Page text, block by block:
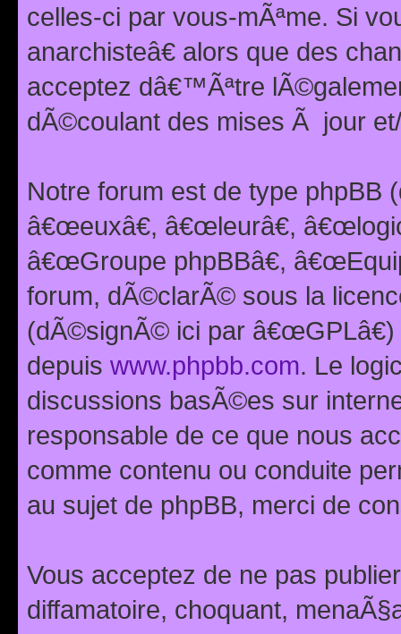
celles-ci par vous-mÃªme. Si
anarchisteâ€ alors que des
acceptez dâ€™Ãªtre
dÃ©coulant des mises Ã jour
Notre forum est de type phpBB
â€œeuxâ€, â€œleurâ€,
â€œGroupe phpBBâ€,
forum, dÃ©clarÃ© sous la
(dÃ©signÃ© ici par
depuis www.phpbb.com. Le
discussions basÃ©es sur
responsable de ce que nous
comme contenu ou conduite
au sujet de phpBB, merci de
Vous acceptez de ne pas
diffamatoire, choquant,